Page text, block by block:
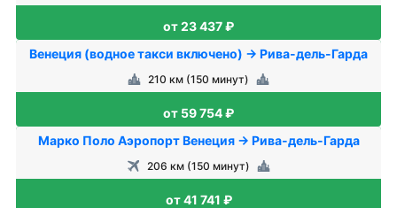
от 23 437 ₽
Венеция (водное такси включено) → Рива-дель-Гарда
210 км (150 минут)
от 59 754 ₽
Марко Поло Аэропорт Венеция → Рива-дель-Гарда
206 км (150 минут)
от 41 741 ₽